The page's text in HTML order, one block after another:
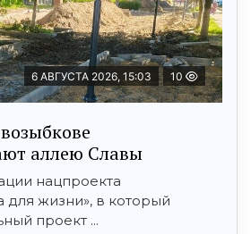
6 АВГУСТА 2026, 15:03 10
аллею Славы
нацпроекта
для жизни», в который
проект ...